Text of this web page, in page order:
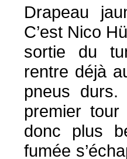
Drapeau
C’est Nico
sortie du
rentre déjà
pneus durs.
premier
donc plus
fumée